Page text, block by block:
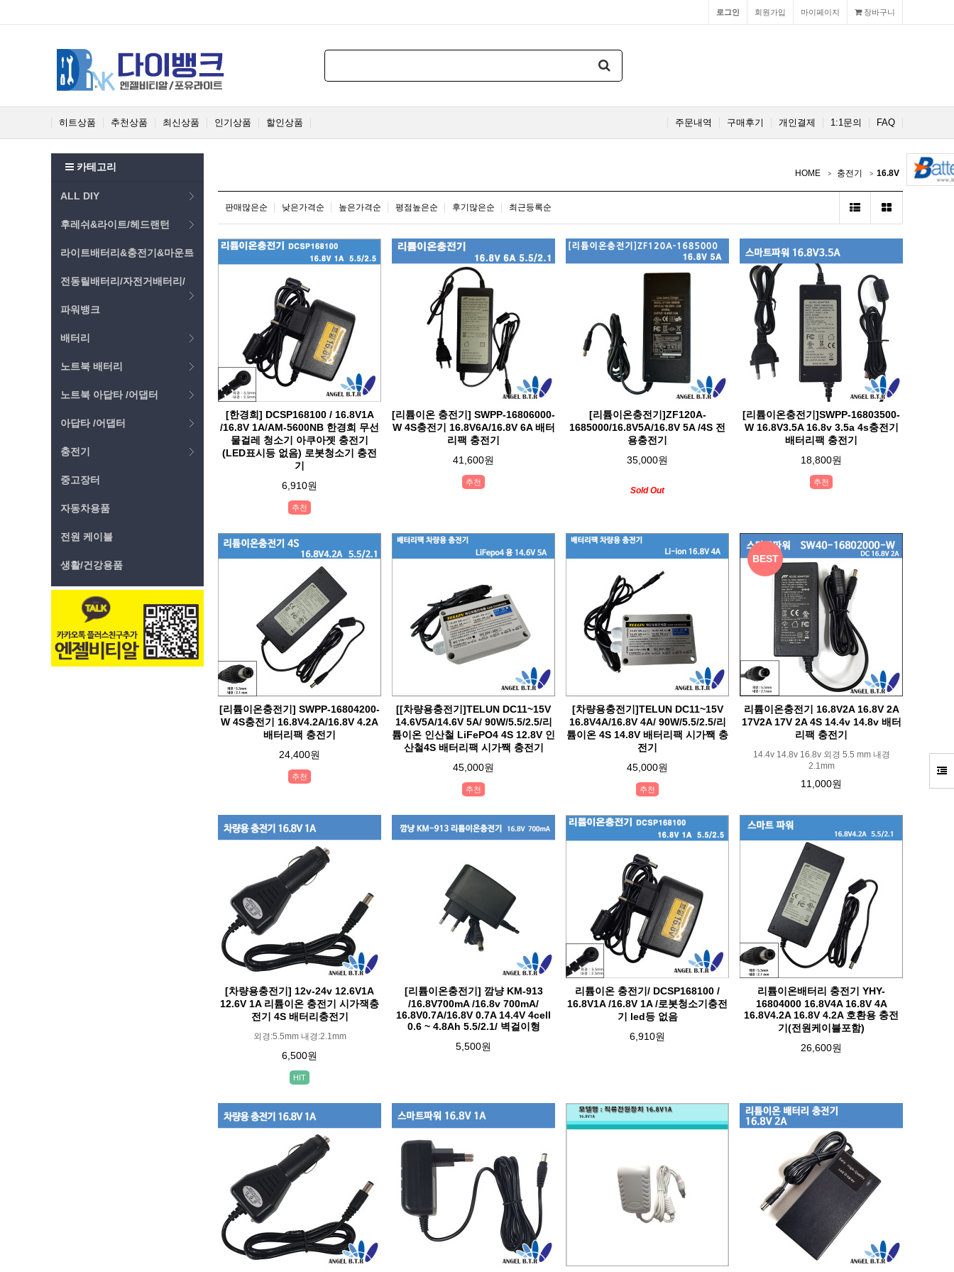
장바구니
마이페이지
회원가입
로그인
히트상품 추천상품 최신상품 인기상품 할인상품 FAQ
1:1문의
개인결제
구매후기
주문내역
카테고리
ALL DIY
후레쉬&라이트/헤드랜턴
라이트배터리&충전기&마운트
전동릴배터리/자전거배터리/
파워뱅크
배터리
노트북 배터리
노트북 아답타 /어댑터
아답타 /어댑터
충전기
중고장터
자동차용품
전원 케이블
생활/건강용품
HOME 충전기 16.8V
판매많은순 낮은가격순 높은가격순 평점높은순 후기많은순 최근등록순
[한경희] DCSP168100 / 16.8V1A
/16.8V 1A/AM-5600NB 한경희 무선
물걸레 청소기 아쿠아젯 충전기
(LED표시등 없음) 로봇청소기 충전
기
6,910원
추천
[리튬이온 충전기] SWPP-16806000-
W 4S충전기 16.8V6A/16.8V 6A 배터
리팩 충전기
41,600원
추천
[리튬이온충전기]ZF120A-
1685000/16.8V5A/16.8V 5A /4S 전
용충전기
35,000원
Sold Out
[리튬이온충전기]SWPP-16803500-
W 16.8V3.5A 16.8v 3.5a 4s충전기
배터리팩 충전기
18,800원
추천
[리튬이온충전기] SWPP-16804200-
W 4S충전기 16.8V4.2A/16.8V 4.2A
배터리팩 충전기
24,400원
추천
[[차량용충전기]TELUN DC11~15V
14.6V5A/14.6V 5A/ 90W/5.5/2.5/리
튬이온 인산철 LiFePO4 4S 12.8V 인
산철4S 배터리팩 시가짹 충전기
45,000원
추천
[차량용충전기]TELUN DC11~15V
16.8V4A/16.8V 4A/ 90W/5.5/2.5/리
튬이온 4S 14.8V 배터리팩 시가짹 충
전기
45,000원
추천
리튬이온충전기 16.8V2A 16.8V 2A
17V2A 17V 2A 4S 14.4v 14.8v 배터
리팩 충전기
14.4v 14.8v 16.8v 외경 5.5 mm 내경
2.1mm
11,000원
BEST
[차량용충전기] 12v-24v 12.6V1A
12.6V 1A 리튬이온 충전기 시가잭충
전기 4S 배터리충전기
외경:5.5mm 내경:2.1mm
6,500원
HIT
[리튬이온충전기] 깜냥 KM-913
/16.8V700mA /16.8v 700mA/
16.8V0.7A/16.8V 0.7A 14.4V 4cell
0.6 ~ 4.8Ah 5.5/2.1/ 벽걸이형
5,500원
리튬이온 충전기/ DCSP168100 /
16.8V1A /16.8V 1A /로봇청소기충전
기 led등 없음
6,910원
리튬이온배터리 충전기 YHY-
16804000 16.8V4A 16.8V 4A
16.8V4.2A 16.8V 4.2A 호환용 충전
기(전원케이블포함)
26,600원